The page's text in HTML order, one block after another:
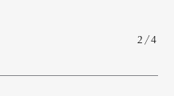
2/4